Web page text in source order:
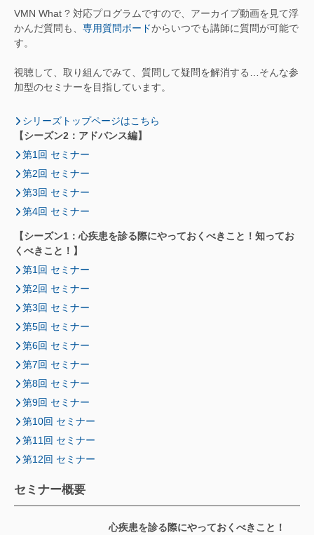
VMN What ? 対応プログラムですので、アーカイブ動画を見て浮
かんだ質問も、 専用質問ボードからいつでも講師に質問が可能で
す。
視聴して、取り組んでみて、質問して疑問を解消する…そんな参
加型のセミナーを目指しています。
シリーズトップページはこちら
【シーズン2：アドバンス編】
第1回 セミナー
第2回 セミナー
第3回 セミナー
第4回 セミナー
【シーズン1：心疾患を診る際にやっておくべきこと！知ってお
くべきこと！】
第1回 セミナー
第2回 セミナー
第3回 セミナー
第5回 セミナー
第6回 セミナー
第7回 セミナー
第8回 セミナー
第9回 セミナー
第10回 セミナー
第11回 セミナー
第12回 セミナー
セミナー概要
心疾患を診る際にやっておくべきこと！